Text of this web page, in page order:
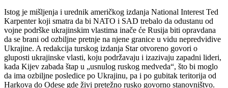
Istog je mišljenja i urednik američkog izdanja National Interest Ted
Karpenter koji smatra da bi NATO i SAD trebalo da odustanu od
vojne podrške ukrajinskim vlastima inače će Rusija biti opravdana
da se brani od ozbiljne pretnje na njene granice u vidu nepredvidive
Ukrajine. A redakcija turskog izdanja Star otvoreno govori o
gluposti ukrajinske vlasti, koju podržavaju i izazivaju zapadni lideri,
kada Kijev zabada štap u „usnulog ruskog medveda“, što bi moglo
da ima ozbiljne posledice po Ukrajinu, pa i po gubitak teritorija od
Harkova do Odese gde živi pretežno rusko govorno stanovništvo.